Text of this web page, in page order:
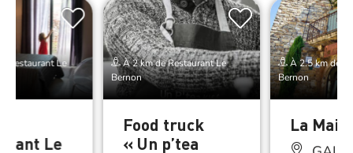
Restaurant Le
Le
À 2 km de Restaurant Le
Bernon
Food truck
« Un p’tea
À 2.5 km de
Bernon
La